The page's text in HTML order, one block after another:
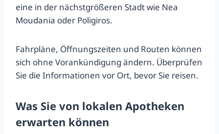
eine in der nächstgrößeren Stadt wie Nea
Moudania oder Poligiros.
Fahrpläne, Öffnungszeiten und Routen können
sich ohne Vorankündigung ändern. Überprüfen
Sie die Informationen vor Ort, bevor Sie reisen.
Was Sie von lokalen Apotheken
erwarten können